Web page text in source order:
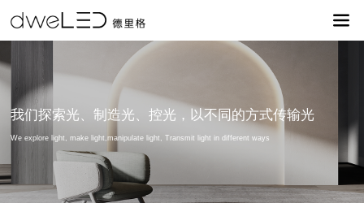
我们探索光、制造光、控光，以不同的方式传输光
We explore light, make light,manipulate light, Transmit light in different ways